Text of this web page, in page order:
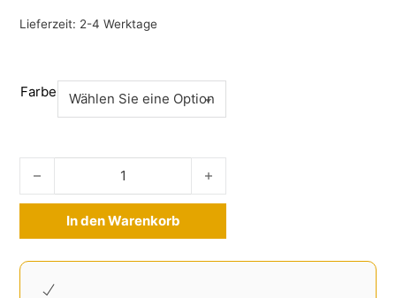
Lieferzeit: 2-4 Werktage
Farbe
Thule Wingbar Edge Audi Q5 2017-2025 Menge
In den Warenkorb